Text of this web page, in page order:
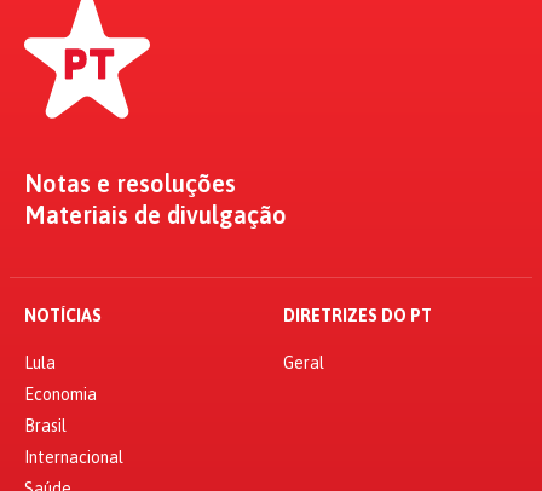
Notas e resoluções
Materiais de divulgação
NOTÍCIAS
Lula
Economia
Brasil
Internacional
DIRETRIZES DO PT
Geral